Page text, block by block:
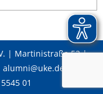
| Martinistraße 52 |
01